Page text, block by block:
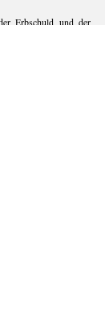
Erbschuld und der